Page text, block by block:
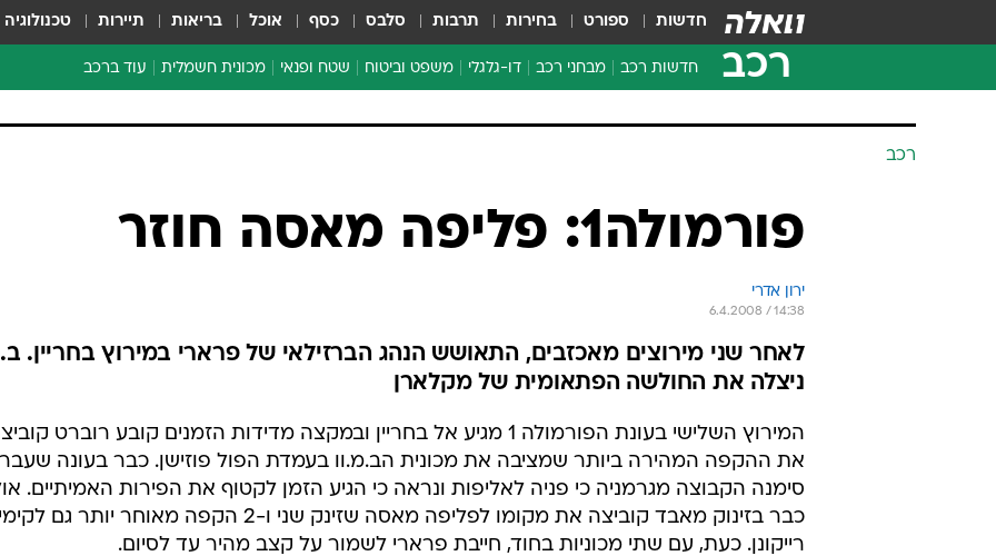
חדשות ספורט בחירות תרבות סלבס כסף אוכל בריאות תיירות טכנולוגיה
רכב חדשות רכב מבחני רכב דו-גלגלי משפט וביטוח שטח ופנאי מכונית חשמלית עוד ברכב
צרכנות
בטיחות
סדנאות ושיפורים
רכב
פורמולה1: פליפה מאסה חוזר
ירון אדרי
6.4.2008 / 14:38
לאחר שני מירוצים מאכזבים, התאושש הנהג הברזילאי של פרארי במירוץ בחריין.
ניצלה את החולשה הפתאומית של מקלארן
המירוץ השלישי בעונת הפורמולה 1 מגיע אל בחריין ובמקצה מדידות הזמנים קובע רוברט
את ההקפה המהירה ביותר שמציבה את מכונית הב.מ.וו בעמדת הפול פוזישן. כבר בעונה
סימנה הקבוצה מגרמניה כי פניה לאליפות ונראה כי הגיע הזמן לקטוף את הפירות האמיתיים.
כבר בזינוק מאבד קוביצה את מקומו לפליפה מאסה שזינק שני ו-2 הקפה מאוחר יותר גם לקימי
רייקונן. כעת, עם שתי מכוניות בחוד, חייבת פרארי לשמור על קצב מהיר עד לסיום.